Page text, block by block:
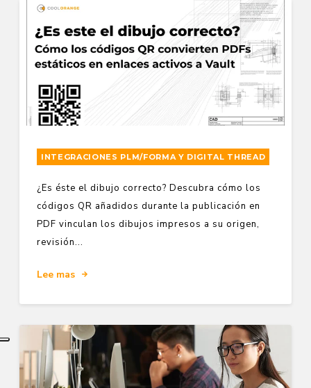
INTEGRACIONES PLM/FORMA Y DIGITAL THREAD
¿Es éste el dibujo correcto? Descubra cómo los
códigos QR añadidos durante la publicación en
PDF vinculan los dibujos impresos a su origen,
revisión...
Lee mas